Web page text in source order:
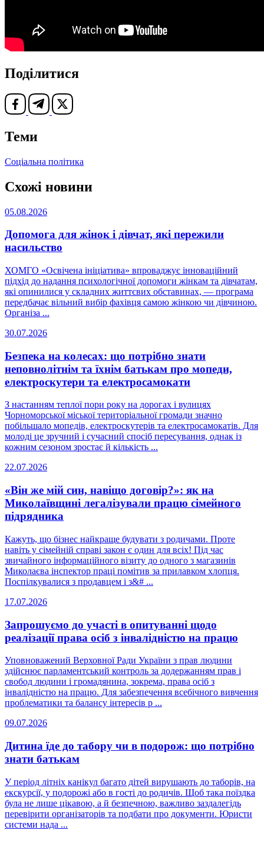
Поділитися
Теми
Соціальна політика
Схожі новини
05.08.2026
Допомога для жінок і дівчат, які пережили
насильство
ХОМГО «Освічена ініціатива» впроваджує інноваційний
підхід до надання психологічної допомоги жінкам та дівчатам,
які опинилися у складних життєвих обставинах, — програма
передбачає вільний вибір фахівця самою жінкою чи дівчиною.
Організа ...
30.07.2026
Безпека на колесах: що потрібно знати
неповнолітнім та їхнім батькам про мопеди,
електроскутери та електросамокати
З настанням теплої пори року на дорогах і вулицях
Чорноморської міської територіальної громади значно
побільшало мопедів, електроскутерів та електросамокатів. Для
молоді це зручний і сучасний спосіб пересування, однак із
кожним сезоном зростає й кількість ...
22.07.2026
«Він же мій син, навіщо договір?»: як на
Миколаївщині легалізували працю сімейного
підрядника
Кажуть, що бізнес найкраще будувати з родичами. Проте
навіть у сімейній справі закон є один для всіх! Під час
звичайного інформаційного візиту до одного з магазинів
Миколаєва інспектор праці помітив за прилавком хлопця.
Поспілкувалися з продавцем і з&# ...
17.07.2026
Запрошуємо до участі в опитуванні щодо
реалізації права осіб з інвалідністю на працю
Уповноважений Верховної Ради України з прав людини
здійснює парламентський контроль за додержанням прав і
свобод людини і громадянина, зокрема, права осіб з
інвалідністю на працю. Для забезпечення всебічного вивчення
проблематики та балансу інтересів р ...
09.07.2026
Дитина їде до табору чи в подорож: що потрібно
знати батькам
У період літніх канікул багато дітей вирушають до таборів, на
екскурсії, у подорожі або в гості до родичів. Щоб така поїздка
була не лише цікавою, а й безпечною, важливо заздалегідь
перевірити організаторів та подбати про документи. Юристи
системи нада ...